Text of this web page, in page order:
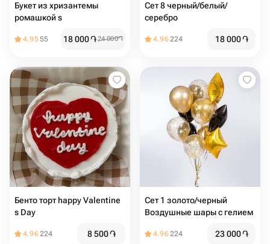
Букет из хризантемы
ромашкой s
4.9555 18 000֏24 000֏
Сет 8 черный/белый/
серебро
4.96224 18 000֏
Бенто торт happy Valentine
s Day
4.96224 8 500֏
Сет 1 золото/черный
Воздушные шары с гелием
4.96224 23 000֏